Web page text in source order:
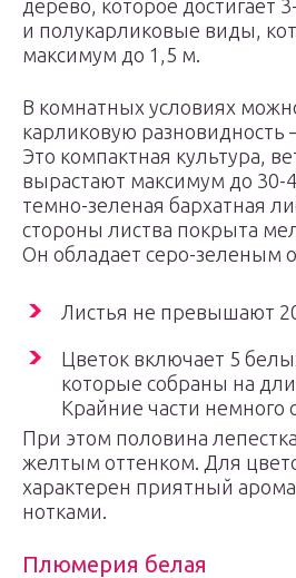
дерево, которое достигает
и полукарликовые виды,
максимум до 1,5 м.
В комнатных условиях
карликовую
Это компактная культура,
вырастают максимум до 30-
темно-зеленая бархатная
стороны листва покрыта
Он обладает серо-зеленым
Листья не превышают
Цветок включает 5
которые собраны на
Крайние части немного
При этом половина
желтым оттенком. Для
характерен приятный
нотками.
Плюмерия белая